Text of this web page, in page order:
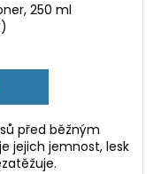
250 ml
před běžným
jejich jemnost, lesk